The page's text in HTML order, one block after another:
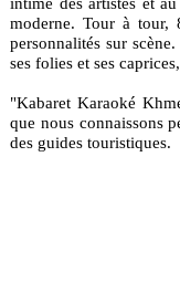
moderne. Tour à tour,
personnalités sur
ses folies et ses
"Kabaret Karaoké
que nous connaissons
des guides touristiques.